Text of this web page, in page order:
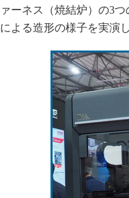
ァーネス（焼結炉）の3
による造形の様子を実演